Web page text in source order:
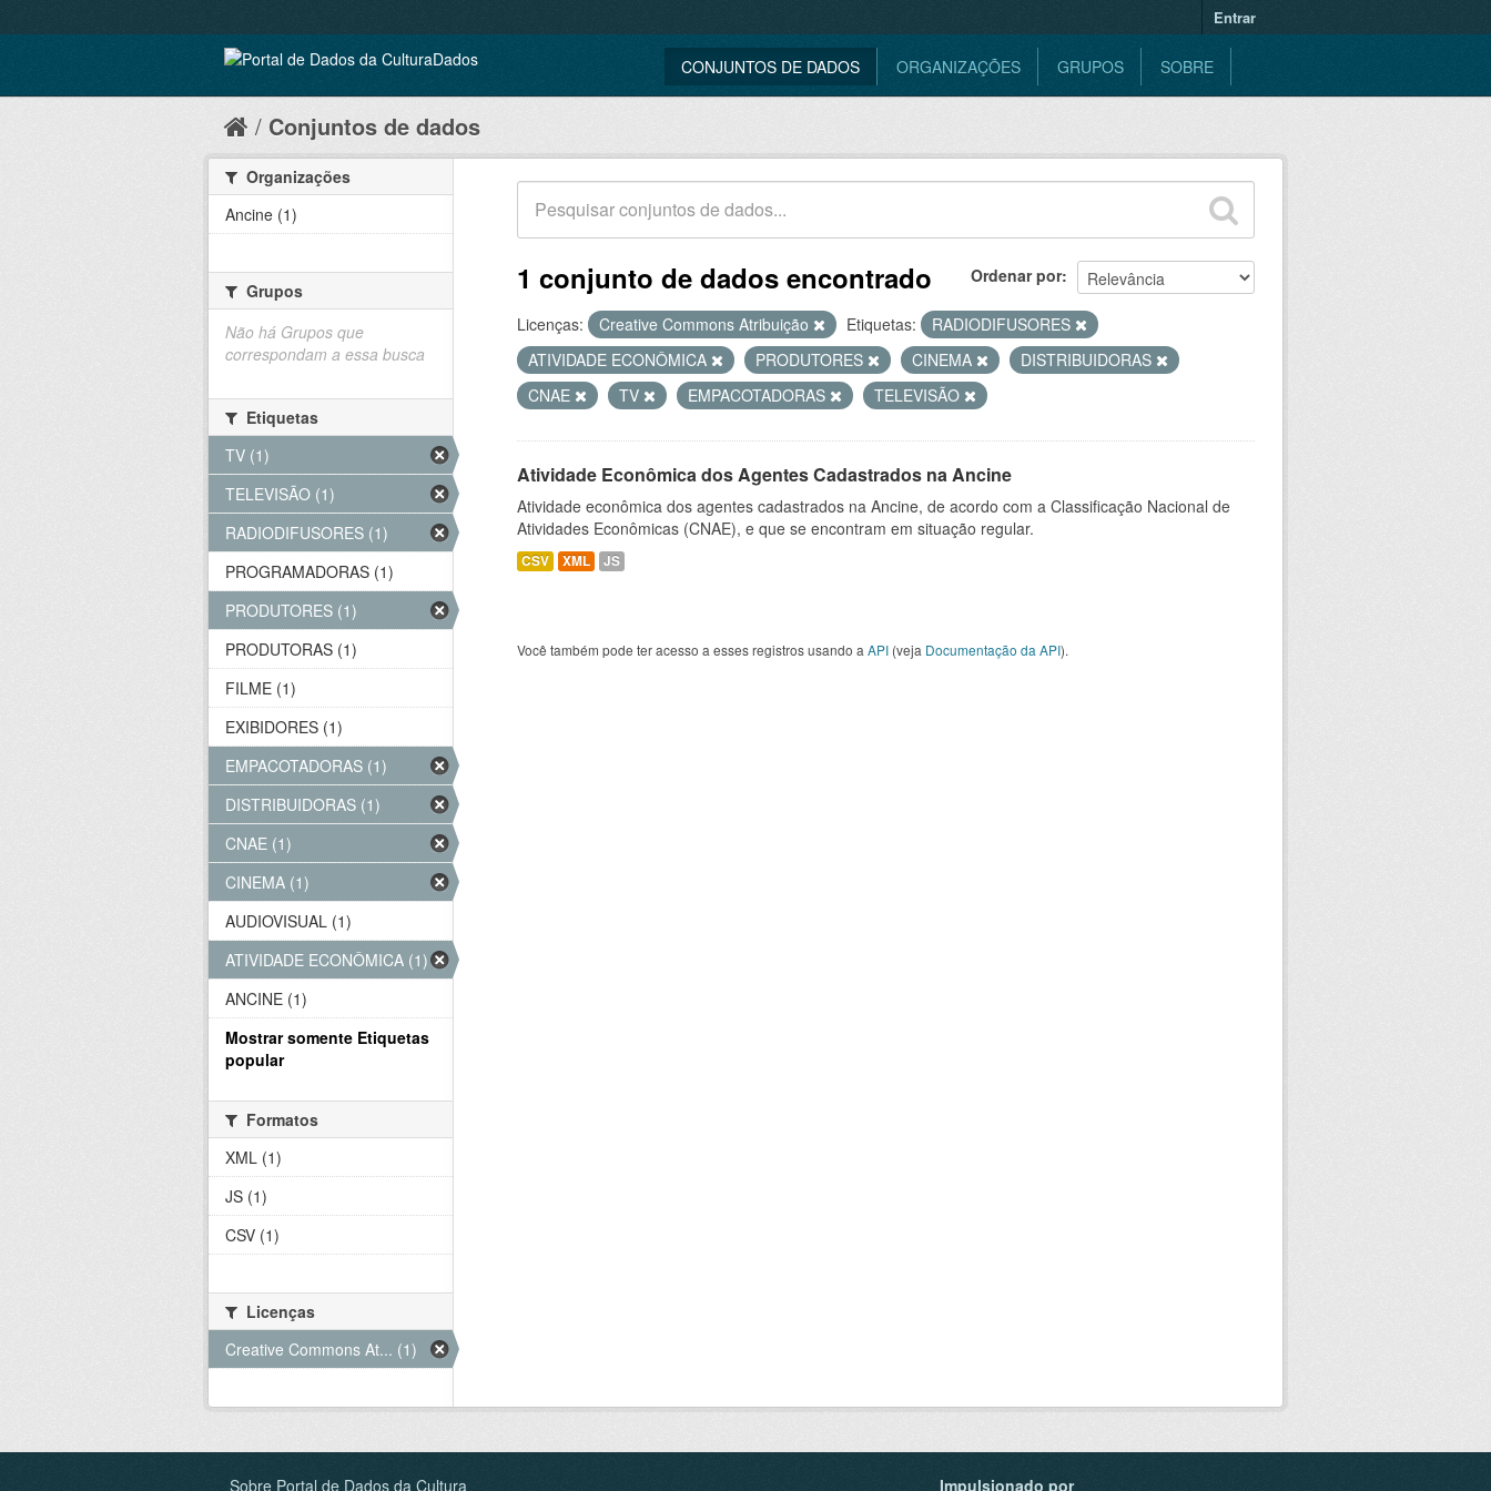
Entrar
CONJUNTOS DE DADOS ORGANIZAÇÕES GRUPOS SOBRE
Conjuntos de dados
Ordenar por
1 conjunto de dados encontrado
Licenças: Creative Commons Atribuição Etiquetas:
RADIODIFUSORES
ATIVIDADE ECONÔMICA
PRODUTORES CINEMA
DISTRIBUIDORAS
CNAE
TV EMPACOTADORAS TELEVISÃO
Atividade Econômica dos Agentes Cadastrados na Ancine
Atividade econômica dos agentes cadastrados na Ancine, de acordo com a Classificação Nacional de
Atividades Econômicas (CNAE), e que se encontram em situação regular.
CSV XML JS
Você também pode ter acesso a esses registros usando a API (veja Documentação da API).
Organizações
Ancine (1)
Grupos
Não há Grupos que
correspondam a essa busca
Etiquetas
TV (1)
TELEVISÃO (1)
RADIODIFUSORES (1)
PROGRAMADORAS (1)
PRODUTORES (1)
PRODUTORAS (1)
FILME (1)
EXIBIDORES (1)
EMPACOTADORAS (1)
DISTRIBUIDORAS (1)
CNAE (1)
CINEMA (1)
AUDIOVISUAL (1)
ATIVIDADE ECONÔMICA (1)
ANCINE (1)
Mostrar somente Etiquetas
popular
Formatos
XML (1)
JS (1)
CSV (1)
Licenças
Creative Commons At... (1)
Sobre Portal de Dados da Cultura Impulsionado por